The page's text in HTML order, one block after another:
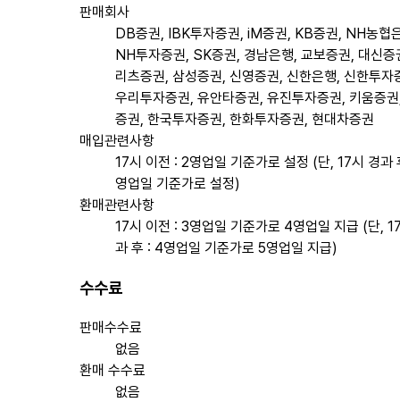
판매회사
DB증권, IBK투자증권, iM증권, KB증권, NH농협
NH투자증권, SK증권, 경남은행, 교보증권, 대신증
리츠증권, 삼성증권, 신영증권, 신한은행, 신한투자
우리투자증권, 유안타증권, 유진투자증권, 키움증
증권, 한국투자증권, 한화투자증권, 현대차증권
매입관련사항
17시 이전 : 2영업일 기준가로 설정 (단, 17시 경과
영업일 기준가로 설정)
환매관련사항
17시 이전 : 3영업일 기준가로 4영업일 지급 (단,
과 후 : 4영업일 기준가로 5영업일 지급)
수수료
판매수수료
없음
환매 수수료
없음